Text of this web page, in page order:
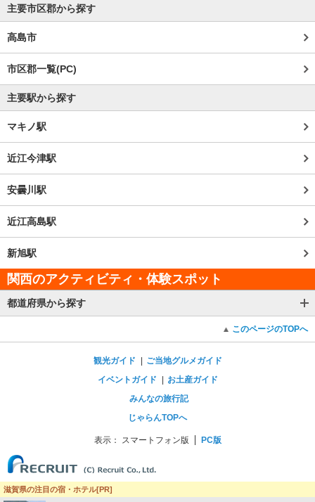
主要市区郡から探す
高島市
市区郡一覧(PC)
主要駅から探す
マキノ駅
近江今津駅
安曇川駅
近江高島駅
新旭駅
関西のアクティビティ・体験スポット
都道府県から探す
このページのTOPへ
観光ガイド
ご当地グルメガイド
イベントガイド
お土産ガイド
みんなの旅行記
じゃらんTOPへ
表示： スマートフォン版 PC版
滋賀県の注目の宿・ホテル[PR]